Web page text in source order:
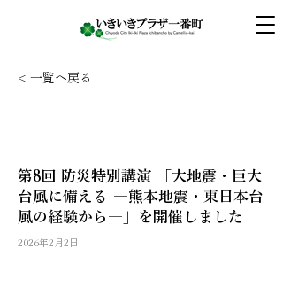
第8回 防災特別講演 「大地震・巨大
台風に備える ―熊本地震・東日本台
風の経験から―」を開催しました
2026年2月2日
< 一覧へ戻る